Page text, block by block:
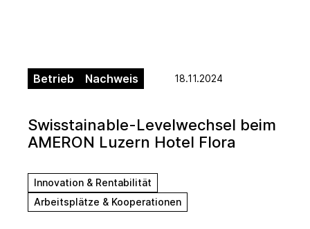
Betrieb Nachweis 18.11.2024
Swisstainable-Levelwechsel beim
AMERON Luzern Hotel Flora
Innovation & Rentabilität
Arbeitsplätze & Kooperationen